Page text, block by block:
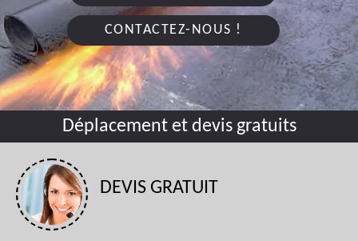
CONTACTEZ-NOUS !
Déplacement et devis gratuits
DEVIS GRATUIT